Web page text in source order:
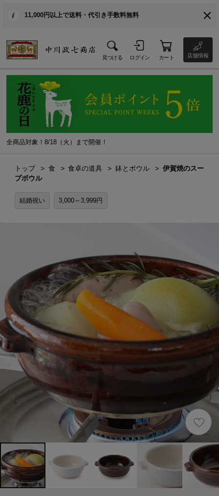
11,000円以上で送料・代引き手数料無料
見つける ログイン カート 店舗情報
全商品対象！8/18（火）まで開催！
トップ 食 食卓の道具 鉢とボウル
伊賀焼のスー
プボウル
結婚祝い 3,000～3,999円